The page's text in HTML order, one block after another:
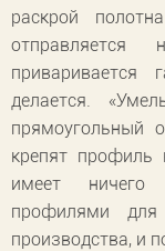
раскрой
делается.
прямоугольный
крепят
имеет ничего
профилями для
производства, и